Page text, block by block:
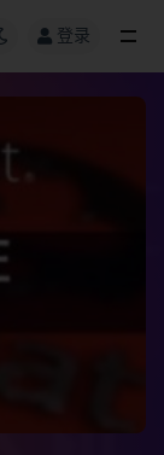
登录